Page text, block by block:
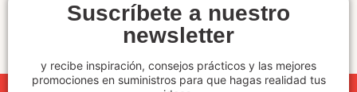
Suscríbete a nuestro
newsletter
y recibe inspiración, consejos prácticos y las mejores
promociones en suministros para que hagas realidad tus